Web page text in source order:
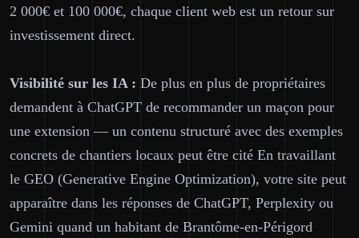
2 000€ et 100 000€, chaque client web est un retour sur
investissement direct.
Visibilité sur les IA : De plus en plus de propriétaires
demandent à ChatGPT de recommander un maçon pour
une extension — un contenu structuré avec des exemples
concrets de chantiers locaux peut être cité En travaillant
le GEO (Generative Engine Optimization), votre site peut
apparaître dans les réponses de ChatGPT, Perplexity ou
Gemini quand un habitant de Brantôme-en-Périgord